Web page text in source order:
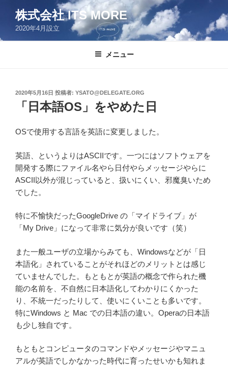
ン
株式会社 ITS MORE
2020年4月設立
メニュー
投
2020年5月16日 投稿者: YSATO@DELEGATE.ORG
「日本語OS」をやめた日
OSで使用する言語を英語に変更しました。
英語、というよりはASCIIです。一つにはソフトウェアを
開発する際にファイル名やら日付やらメッセージやらに
ASCII以外が混じっていると、扱いにくい、邪魔臭いため
でした。
特に不愉快だったGoogleDrive の「マイドライブ」が
「My Drive」になって非常に気分が良いです（笑）
また一般ユーザの立場からみても、Windowsなどが「日
本語化」されていることがそれほどのメリットとは感じ
ていませんでした。もともとが英語の概念で作られた機
能の名前を、不自然に日本語化してわかりにくかった
り、不統一だったりして、使いにくいことも多いです。
特にWindows と Mac での日本語の違い。Operaの日本語
も少し独自です。
もともとコンピュータのコマンドやメッセージやマニュ
アルが英語でしかなかった時代に育ったせいかも知れま